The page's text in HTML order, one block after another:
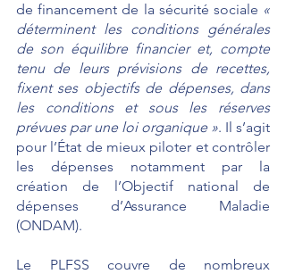
de financement de la sécurité sociale «
déterminent les conditions générales
de son équilibre financier et, compte
tenu de leurs prévisions de recettes,
fixent ses objectifs de dépenses, dans
les conditions et sous les réserves
prévues par une loi organique ». Il s’agit
pour l’État de mieux piloter et contrôler
les dépenses notamment par la
création de l’Objectif national de
dépenses d’Assurance Maladie
(ONDAM).
Le PLFSS couvre de nombreux